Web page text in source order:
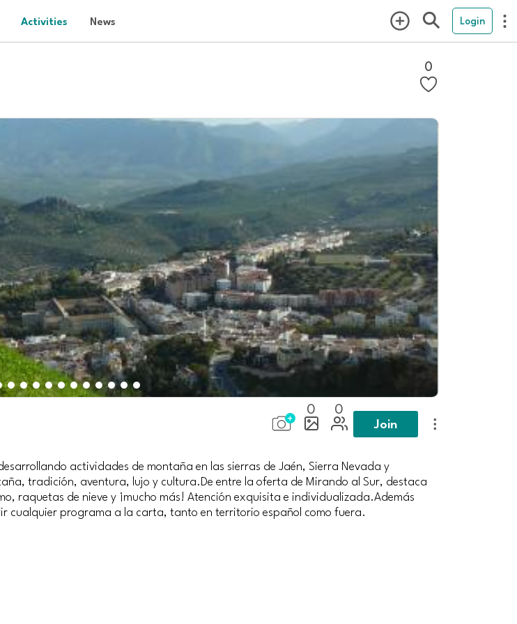
Activities News Login
0
0 0
Join
actividades de montaña en las sierras de Jaén, Sierra Nevada y
tradición, aventura, lujo y cultura.De entre la oferta de Mirando al Sur, destaca
raquetas de nieve y ¡mucho más! Atención exquisita e individualizada.Además
cualquier programa a la carta, tanto en territorio español como fuera.